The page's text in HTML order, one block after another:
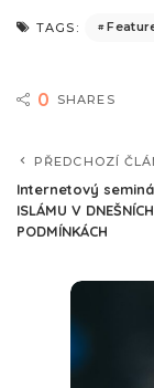
TAGS:
0 SHARES
PŘEDCHOZÍ
Internetový
ISLÁMU V DNEŠNÍCH
PODMÍNKÁCH